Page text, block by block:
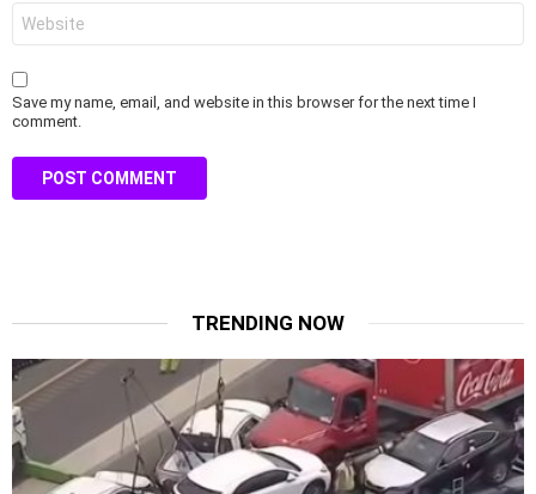
Save my name, email, and website in this browser for the next time I
comment.
TRENDING NOW